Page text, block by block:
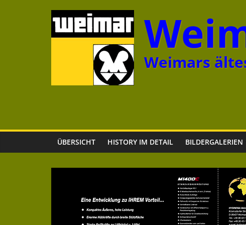
Weimars
ÜBERSICHT HISTORY IM DETAIL BILDERGALERIEN